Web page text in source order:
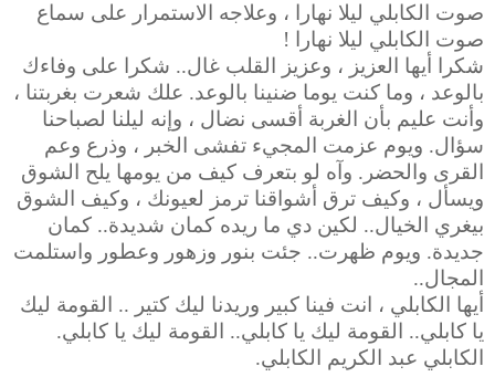
صوت الكابلي ليلا نهارا ، وعلاجه الاستمرار على سماع
صوت الكابلي ليلا نهارا !
شكرا أيها العزيز ، وعزيز القلب غال.. شكرا على وفاءك
بالوعد ، وما كنت يوما ضنينا بالوعد. علك شعرت بغربتنا ،
وأنت عليم بأن الغربة أقسى نضال ، وإنه ليلنا لصباحنا
سؤال. ويوم عزمت المجيء تفشى الخبر ، وذرع وعم
القرى والحضر. وآه لو بتعرف كيف من يومها يلح الشوق
ويسأل ، وكيف ترق أشواقنا ترمز لعيونك ، وكيف الشوق
بيغري الخيال.. لكين دي ما ريده كمان شديدة.. كمان
جديدة. ويوم ظهرت.. جئت بنور وزهور وعطور واستلمت
المجال..
أيها الكابلي ، انت فينا كبير وريدنا ليك كتير .. القومة ليك
يا كابلي.. القومة ليك يا كابلي.. القومة ليك يا كابلي.
الكابلي عبد الكريم الكابلي.